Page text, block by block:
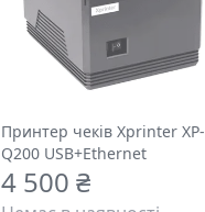
Принтер чеків Xprinter XP-
Q200 USB+Ethernet
4 500 ₴